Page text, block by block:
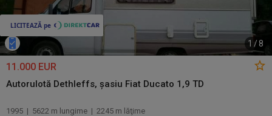
1 /8
11.000 EUR
Autorulotă Dethleffs, șasiu Fiat Ducato 1,9 TD
1995 | 5622 m lungime | 2245 m lăţime